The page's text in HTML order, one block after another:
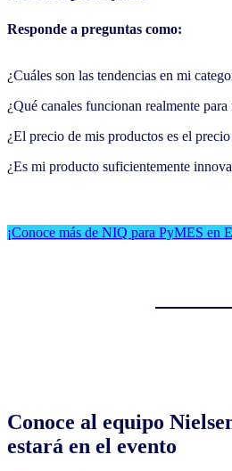
Responde a preguntas como:
¿Cuáles son las tendencias en mi
¿Qué canales funcionan realmente
¿El precio de mis productos es el
¿Es mi producto suficientemente
¡Conoce más de NIQ para PyMES en
Conoce al equipo
estará en el evento